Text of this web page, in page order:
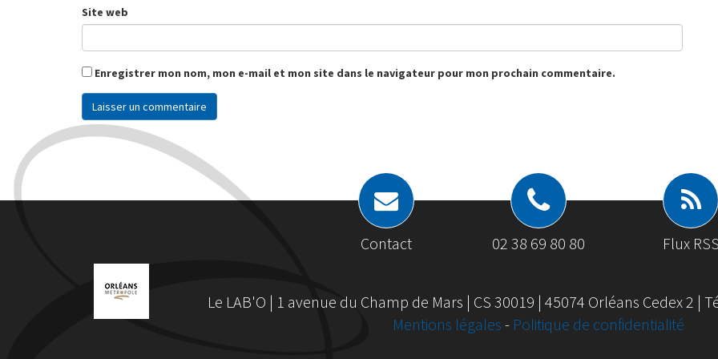
Site web
Enregistrer mon nom, mon e-mail et mon site dans le navigateur pour mon prochain commentaire.
Contact 02 38 69 80 80 Flux RSS
Le LAB'O | 1 avenue du Champ de Mars | CS 30019 | 45074 Orléans Cedex 2 |
Mentions légales - Politique de confidentialité